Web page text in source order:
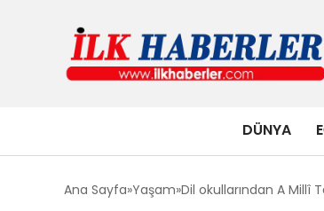
DÜNYA
Ana Sayfa Yaşam Dil okullarından A Millî